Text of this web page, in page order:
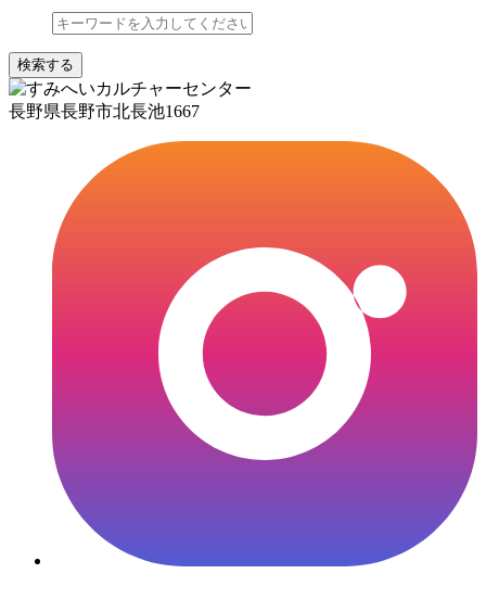
検索する
長野県長野市北長池1667